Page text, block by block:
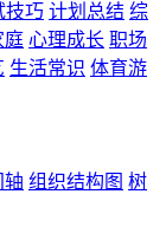
技巧 计划总结 综
庭 心理成长 职场
生活常识 体育游
轴 组织结构图 树